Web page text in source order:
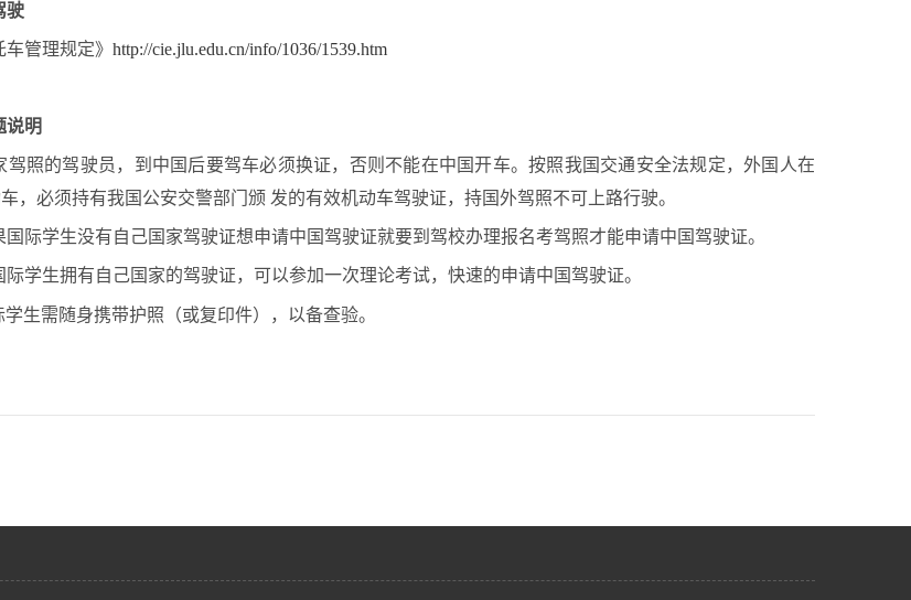
驶
车管理规定》http://cie.jlu.edu.cn/info/1036/1539.htm
说明
驾照的驾驶员，到中国后要驾车必须换证，否则不能在中国开车。按照我国交通安全法规定，外国人在
，必须持有我国公安交警部门颁 发的有效机动车驾驶证，持国外驾照不可上路行驶。
国际学生没有自己国家驾驶证想申请中国驾驶证就要到驾校办理报名考驾照才能申请中国驾驶证。
际学生拥有自己国家的驾驶证，可以参加一次理论考试，快速的申请中国驾驶证。
生需随身携带护照（或复印件），以备查验。